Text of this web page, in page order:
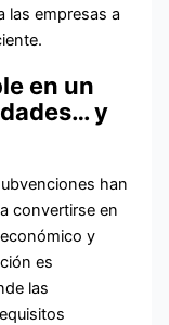
las empresas a
en un
y
han
convertirse en
y
es
las